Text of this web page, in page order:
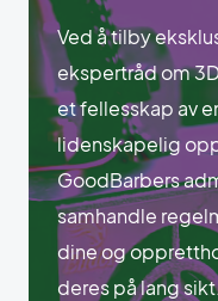
Ved å tilby
ekspertråd om
et fellesskap av
lidenskapelig
GoodBarbers
samhandle
dine og
deres på lang